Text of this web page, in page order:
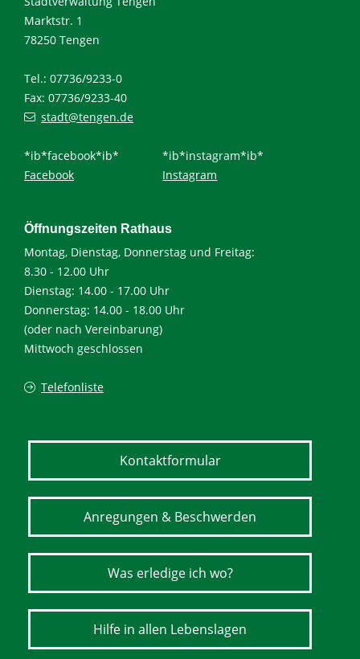
Marktstr. 1
78250 Tengen
Tel.: 07736/9233-0
Fax: 07736/9233-40
stadt@tengen.de
*ib*facebook*ib*
Facebook
*ib*instagram*ib*
Instagram
Öffnungszeiten Rathaus
Montag, Dienstag, Donnerstag und Freitag:
8.30 - 12.00 Uhr
Dienstag: 14.00 - 17.00 Uhr
Donnerstag: 14.00 - 18.00 Uhr
(oder nach Vereinbarung)
Mittwoch geschlossen
Telefonliste
Kontaktformular
Anregungen & Beschwerden
Was erledige ich wo?
Hilfe in allen Lebenslagen